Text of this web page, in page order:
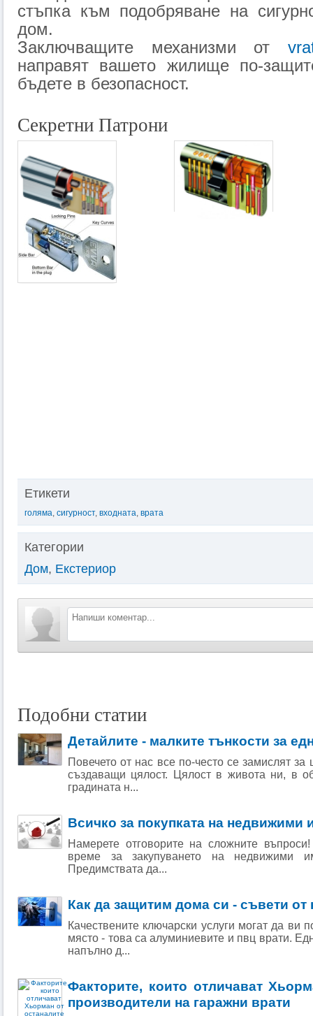
стъпка към подобряване на
дом.
Заключващите механизми от
направят вашето жилище по-
бъдете в безопасност.
Секретни Патрони
Етикети
голяма, сигурност, входната, врата
Категории
Дом, Екстериор
Подобни статии
Детайлите - малките тънкости за
Повечето от нас все по-често се замислят
създаващи цялост. Цялост в живота ни, в
градината н...
Всичко за покупката на недвижими
Намерете отговорите на сложните
време за закупуването на недвижими
Предимствата да...
Как да защитим дома си - съвети
Качествените ключарски услуги могат да ви
място - това са алуминиевите и пвц врати.
напълно д...
Факторите, които отличават
производители на гаражни врати